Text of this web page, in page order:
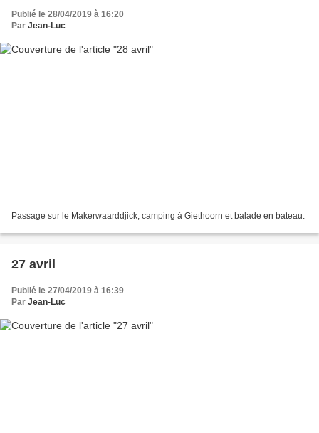
Publié le 28/04/2019 à 16:20
Par Jean-Luc
Passage sur le Makerwaarddjick, camping à Giethoorn et balade en bateau.
27 avril
Publié le 27/04/2019 à 16:39
Par Jean-Luc